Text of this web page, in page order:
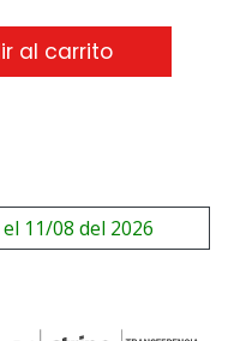
al carrito
11/08 del 2026